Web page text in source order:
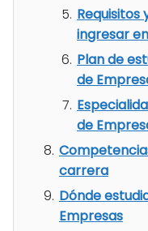
ingresar
Plan de
de
de
carrera
Dónde
Empresas